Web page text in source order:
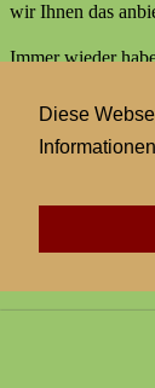
Diese
wir Ihnen das
Immer wieder
Alpakaprodukte,
Wolle unserer
Wir bieten keine
Alpaka-
Sie bei uns
erreichbarer